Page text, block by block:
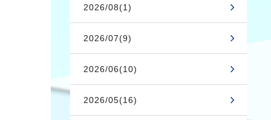
2026/08(1)
2026/07(9)
2026/06(10)
2026/05(16)